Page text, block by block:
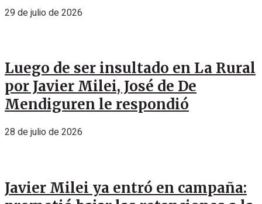
29 de julio de 2026
Luego de ser insultado en La Rural
por Javier Milei, José de De
Mendiguren le respondió
28 de julio de 2026
Javier Milei ya entró en campaña: